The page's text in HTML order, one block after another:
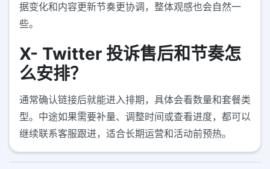
据变化和内容更新节奏更协调，整体观感也会自然一
些。
X- Twitter 投诉售后和节奏怎
么安排？
通常确认链接后就能进入排期，具体会看数量和套餐类
型。中途如果需要补量、调整时间或查看进度，都可以
继续联系客服跟进，适合长期运营和活动前预热。